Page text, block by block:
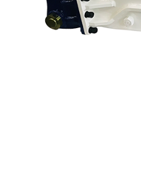
Cucharon con pulgar